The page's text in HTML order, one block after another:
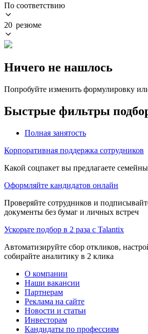
По соответствию
20 резюме
Ничего не нашлось
Попробуйте изменить формулировку
Быстрые фильтры
Полная занятость
Корпоративная поддержка сотрудников
Какой соцпакет вы предлагаете
Оформляйте кандидатов онлайн
Проверяйте сотрудников и
документы без бумаг и личных встреч
Ускорьте подбор в 2 раза с Talantix
Автоматизируйте сбор откликов,
собирайте аналитику в 2 клика
О компании
Наши вакансии
Партнерам
Реклама на сайте
Новости и статьи
Инвесторам
Кандидаты по профессиям